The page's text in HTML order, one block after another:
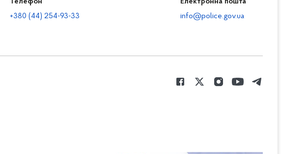
+380 (44) 254-93-33
info@police.gov.ua